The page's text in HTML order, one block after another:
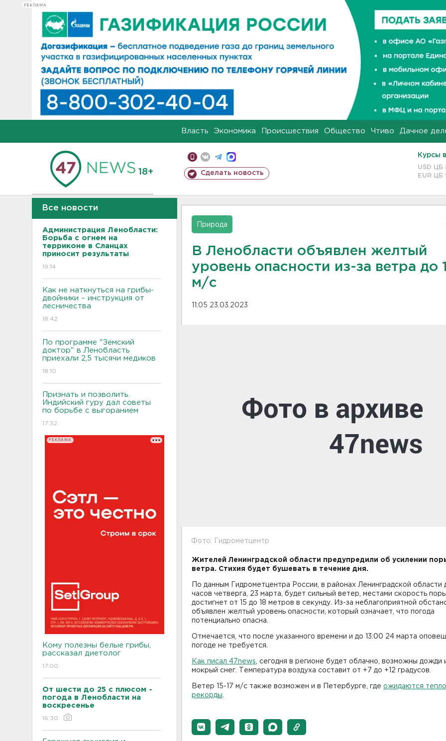
РЕКЛАМА
Власть Экономика Происшествия Общество Чтиво Дачное
18+ Сделать новость
Курсы
USD ЦБ
EUR ЦБ
Все новости
Администрация Ленобласти:
Борьба с огнем на
терриконе в Сланцах
приносит результаты
19:14
Как не наткнуться на грибы-
двойники – инструкция от
лесничества
18:42
По программе "Земский
доктор" в Ленобласть
приехали 2,5 тысячи медиков
18:10
Признать и позволить.
Индийский гуру дал советы
по борьбе с выгоранием
17:32
РЕКЛАМА
Кому полезны белые грибы,
рассказал диетолог
17:00
От шести до 25 с плюсом -
погода в Ленобласти на
воскресенье
16:30
Природа
В Ленобласти объявлен желтый
уровень опасности из-за ветра до
м/с
11:05 23.03.2023
Фото: Гидрометцентр
Жителей Ленинградской области предупредили об усилении
ветра. Стихия будет бушевать в течение дня.
По данным Гидрометцентра России, в районах Ленинградской области
часов четверга, 23 марта, будет сильный ветер, местами скорость
достигнет от 15 до 18 метров в секунду. Из-за неблагоприятной
объявлен желтый уровень опасности, который означает, что погода
потенциально опасна.
Отмечается, что после указанного времени и до 13:00 24 марта
погоде не требуется.
Как писал 47news , сегодня в регионе будет облачно, возможны дожди
мокрый снег. Температура воздуха составит от +7 до +12 градусов.
Ветер 15-17 м/с также возможен и в Петербурге, где ожидаются
рекорды